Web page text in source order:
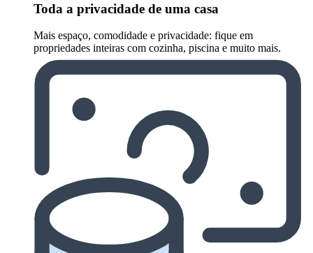
Toda a privacidade de uma casa
Mais espaço, comodidade e privacidade: fique em
propriedades inteiras com cozinha, piscina e muito mais.